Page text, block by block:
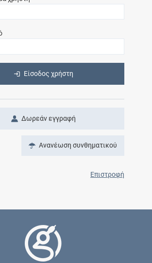
Είσοδος χρήστη
Δωρεάν εγγραφή
Ανανέωση συνθηματικού
Επιστροφή